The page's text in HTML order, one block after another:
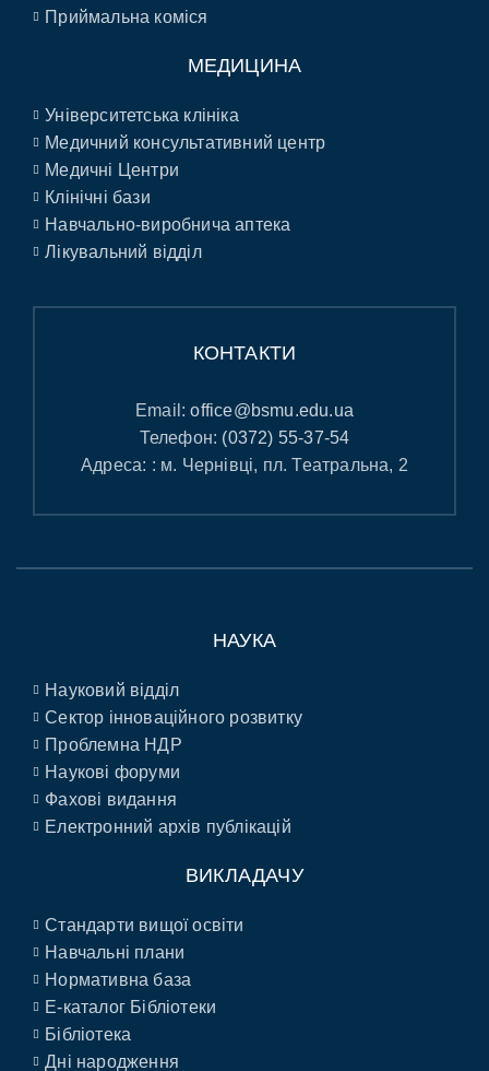
Приймальна коміся
МЕДИЦИНА
Університетська клініка
Медичний консультативний центр
Медичні Центри
Клінічні бази
Навчально-виробнича аптека
Лікувальний відділ
КОНТАКТИ
Email:office@bsmu.edu.ua
Телефон: (0372) 55-37-54
Адреса: : м. Чернівці, пл. Театральна, 2
НАУКА
Науковий відділ
Сектор інноваційного розвитку
Проблемна НДР
Наукові форуми
Фахові видання
Електронний архів публікацій
ВИКЛАДАЧУ
Стандарти вищої освіти
Навчальні плани
Нормативна база
E-каталог Бібліотеки
Бібліотека
Дні народження